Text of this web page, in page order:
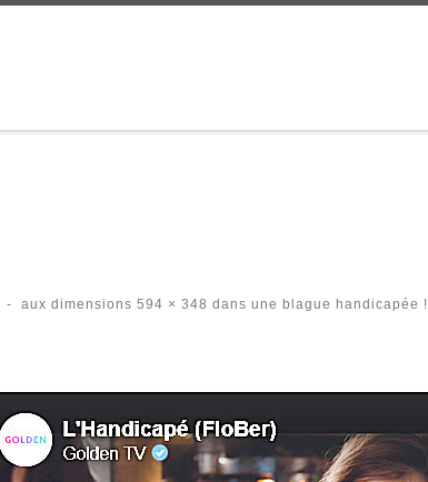
- aux dimensions 594 × 348 dans une blague handicapée !